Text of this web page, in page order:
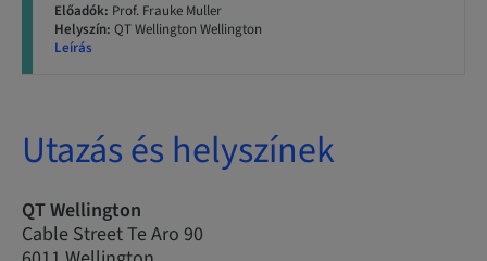
Előadók: Prof. Frauke Muller
Helyszín: QT Wellington Wellington
Leírás
Utazás és helyszínek
QT Wellington
Cable Street Te Aro 90